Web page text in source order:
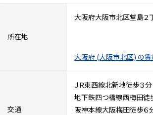
所在地
大阪府大阪市北区堂島２
大阪府 (大阪市北区) の賃
交通
ＪＲ東西線北新地徒歩３分
地下鉄四つ橋線西梅田徒
阪神本線大阪梅田徒歩６